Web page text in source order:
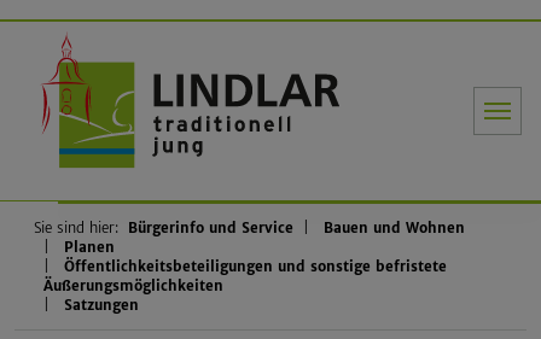
Sie sind hier: Bürgerinfo und Service
Bauen und Wohnen
Planen
Öffentlichkeitsbeteiligungen und sonstige befristete
Äußerungsmöglichkeiten
Satzungen